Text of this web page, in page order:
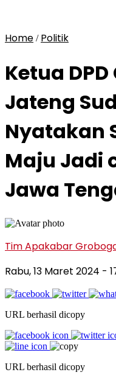
Home / Politik
Ketua
Jateng
Nyatakan
Maju Jadi
Jawa
Tim Apakabar
Rabu, 13 Maret 2024 -
URL berhasil dicopy
URL berhasil dicopy